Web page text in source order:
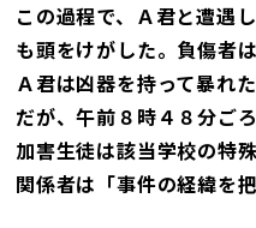
この過程で、Ａ君と遭遇
も頭をけがした。負傷者
Ａ君は凶器を持って暴れ
だが、午前８時４８分ご
加害生徒は該当学校の特
関係者は「事件の経緯を